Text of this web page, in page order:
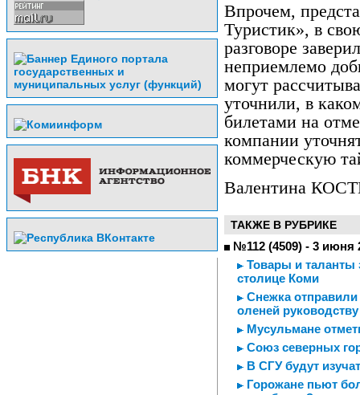
Впрочем,
Туристик», в
разговоре
неприемлемо
могут
уточнили, в
билетами на
компании
коммерческую
Валентина
ТАКЖЕ В РУБРИКЕ
№112 (4509) - 3 июня
Товары и таланты
столице Коми
Снежка
оленей
Мусульмане
Союз северных
В СГУ будут
Горожане пьют